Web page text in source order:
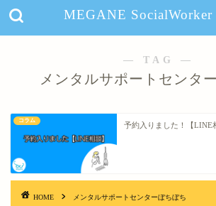
MEGANE
― TAG ―
メンタルサポートセンタ
コラム
予約入りました！【LINE
HOME メンタルサポートセンターぼちぼち